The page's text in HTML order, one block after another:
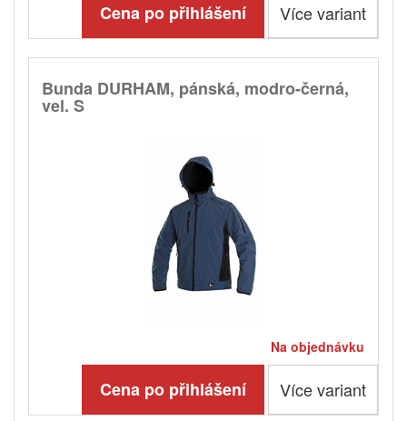
Cena po přihlášení Více variant
Bunda DURHAM, pánská, modro-černá,
vel. S
Na objednávku
Cena po přihlášení Více variant